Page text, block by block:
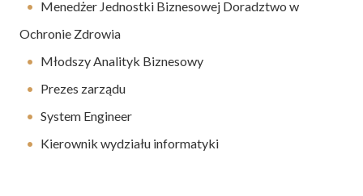
Menedżer Jednostki Biznesowej Doradztwo w
Ochronie Zdrowia
Młodszy Analityk Biznesowy
Prezes zarządu
System Engineer
Kierownik wydziału informatyki